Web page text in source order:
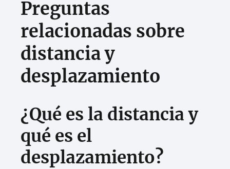
Preguntas
relacionadas sobre
distancia y
desplazamiento
¿Qué es la distancia y
qué es el
desplazamiento?